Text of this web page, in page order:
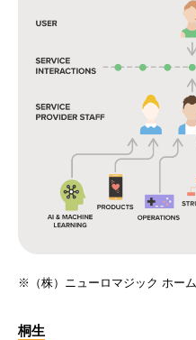
※（株）ニューロマジック ホー
桐生